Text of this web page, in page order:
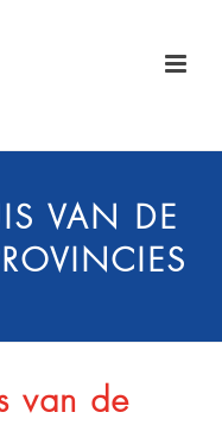
VAN DE
van de